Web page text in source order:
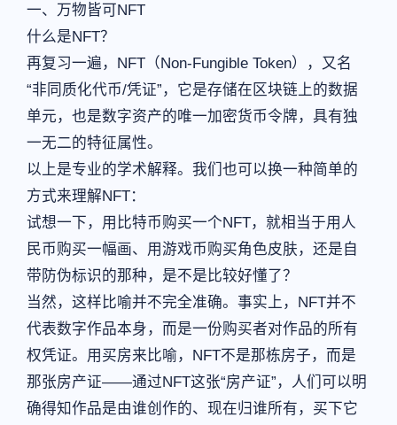
一、万物皆可NFT
什么是NFT？
再复习一遍，NFT（Non-Fungible Token），又名
“非同质化代币/凭证”，它是存储在区块链上的数据
单元，也是数字资产的唯一加密货币令牌，具有独
一无二的特征属性。
以上是专业的学术解释。我们也可以换一种简单的
方式来理解NFT：
试想一下，用比特币购买一个NFT，就相当于用人
民币购买一幅画、用游戏币购买角色皮肤，还是自
带防伪标识的那种，是不是比较好懂了？
当然，这样比喻并不完全准确。事实上，NFT并不
代表数字作品本身，而是一份购买者对作品的所有
权凭证。用买房来比喻，NFT不是那栋房子，而是
那张房产证——通过NFT这张“房产证”，人们可以明
确得知作品是由谁创作的、现在归谁所有，买下它